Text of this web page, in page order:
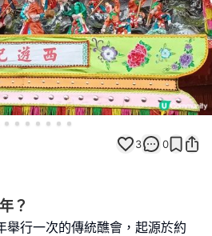
3 0
？
舉行一次的傳統醮會，起源於約